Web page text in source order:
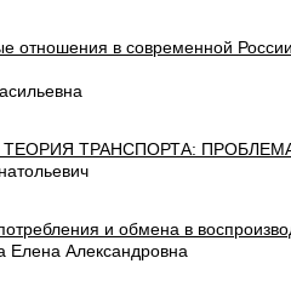
отношения в современной
ТРАНСПОРТА:
и обмена в
Елена Александровна